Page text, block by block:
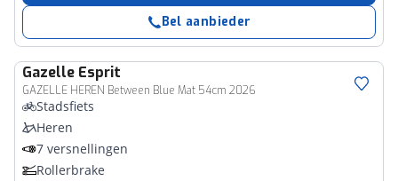
Bel aanbieder
Gazelle Esprit
GAZELLE HEREN Between Blue Mat 54cm 2026
Stadsfiets
Heren
7 versnellingen
Rollerbrake